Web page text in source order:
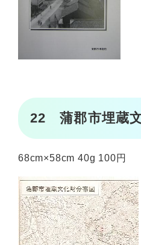
22 蒲郡市埋蔵
68cm×58cm 40g 100円